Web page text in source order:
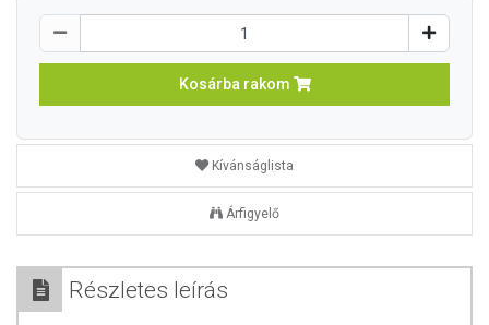
Kosárba rakom
Kívánságlista
Árfigyelő
Részletes leírás